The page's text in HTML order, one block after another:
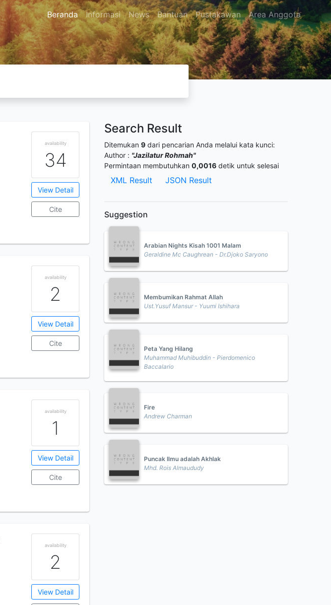
Beranda Informasi News Bantuan Pustakawan Area Anggota
availability
34
View Detail
Cite
availability
2
View Detail
Cite
availability
1
View Detail
Cite
availability
2
View Detail
Search Result
Ditemukan 9 dari pencarian Anda melalui kata kunci:
Author : "Jazilatur Rohmah"
Permintaan membutuhkan 0,0016 detik untuk selesai
XML Result JSON Result
Suggestion
Arabian Nights Kisah 1001 Malam
Geraldine Mc Caughrean - Dr.Djoko Saryono
Membumikan Rahmat Allah
Ust.Yusuf Mansur - Yuumi Ishihara
Peta Yang Hilang
Muhammad Muhibuddin - Pierdomenico
Baccalario
Fire
Andrew Charman
Puncak Ilmu adalah Akhlak
Mhd. Rois Almaududy